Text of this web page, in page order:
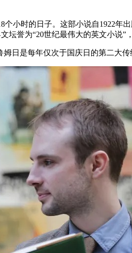
小时的日子。这部小说自1922年
誉为“20世纪最伟大的英文小说”
日是每年仅次于国庆日的第二大